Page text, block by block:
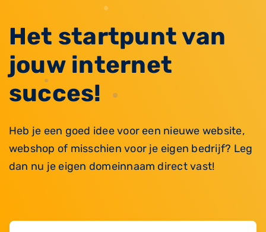
Het startpunt van
jouw internet
succes!
Heb je een goed idee voor een nieuwe website,
webshop of misschien voor je eigen bedrijf? Leg
dan nu je eigen domeinnaam direct vast!